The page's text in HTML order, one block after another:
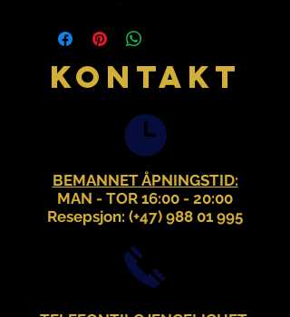
KONTAKT
BEMANNET ÅPNINGSTID:
MAN - TOR 16:00 - 20:00
Resepsjon: (+47) 988 01 995